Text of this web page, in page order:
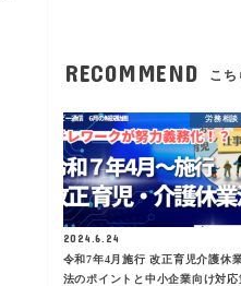
RECOMMEND こち
労務相談
2024.6.24
令和7年4月施行 改正育児介護休
法のポイントと中小企業向け対応